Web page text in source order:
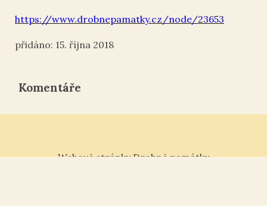
https://www.drobnepamatky.cz/node/23653
15. října 2018
Komentáře
Webové stránky Drobné památky